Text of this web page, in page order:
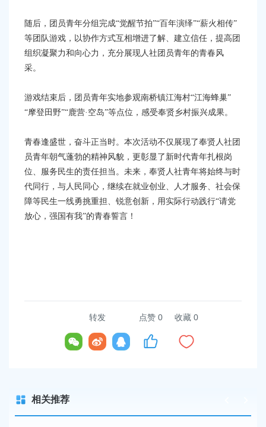
随后，团员青年分组完成“觉醒节拍”“百年演绎”“薪火相传”
等团队游戏，以协作方式互相增进了解、建立信任，提高团
组织凝聚力和向心力，充分展现人社团员青年的青春风
采。
游戏结束后，团员青年实地参观南桥镇江海村“江海蜂巢”
“摩登田野”“鹿营·空岛”等点位，感受奉贤乡村振兴成果。
青春逢盛世，奋斗正当时。本次活动不仅展现了奉贤人社团
员青年朝气蓬勃的精神风貌，更彰显了新时代青年扎根岗
位、服务民生的责任担当。未来，奉贤人社青年将始终与时
代同行，与人民同心，继续在就业创业、人才服务、社会保
障等民生一线勇挑重担、锐意创新，用实际行动践行“请党
放心，强国有我”的青春誓言！
转发 点赞 0 收藏 0
相关推荐